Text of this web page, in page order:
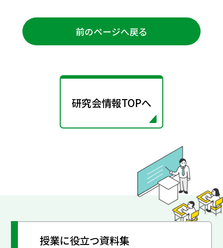
前のページへ戻る
研究会情報TOPへ
授業に役立つ資料集